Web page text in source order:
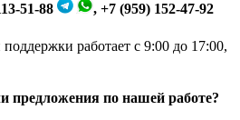
51-88
, +7 (959) 152-47-92
работает с 9:00 до 17:00,
предложения по нашей работе?